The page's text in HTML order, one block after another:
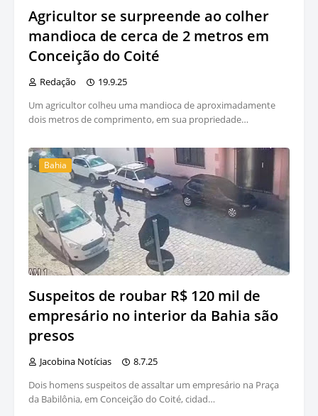
Agricultor se surpreende ao colher
mandioca de cerca de 2 metros em
Conceição do Coité
Redação
19.9.25
Um agricultor colheu uma mandioca de aproximadamente
dois metros de comprimento, em sua propriedade…
Bahia
Suspeitos de roubar R$ 120 mil de
empresário no interior da Bahia são
presos
Jacobina Notícias
8.7.25
Dois homens suspeitos de assaltar um empresário na Praça
da Babilônia, em Conceição do Coité, cidad…